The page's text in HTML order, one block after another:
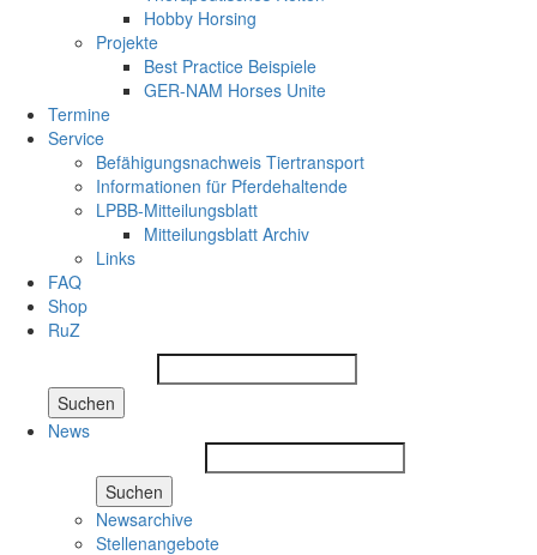
Hobby Horsing
Projekte
Best Practice Beispiele
GER-NAM Horses Unite
Termine
Service
Befähigungsnachweis Tiertransport
Informationen für Pferdehaltende
LPBB-Mitteilungsblatt
Mitteilungsblatt Archiv
Links
FAQ
Shop
RuZ
Suchen
News
Suchen
Newsarchive
Stellenangebote